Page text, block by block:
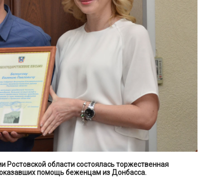
Ростовской области состоялась торжественная
помощь беженцам из Донбасса.